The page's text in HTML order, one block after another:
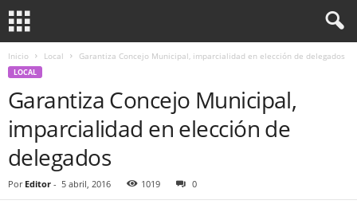
Inicio Local Garantiza Concejo Municipal, imparcialidad en elección de delegados
LOCAL
Garantiza Concejo Municipal,
imparcialidad en elección de
delegados
Por Editor - 5 abril, 2016 1019 0